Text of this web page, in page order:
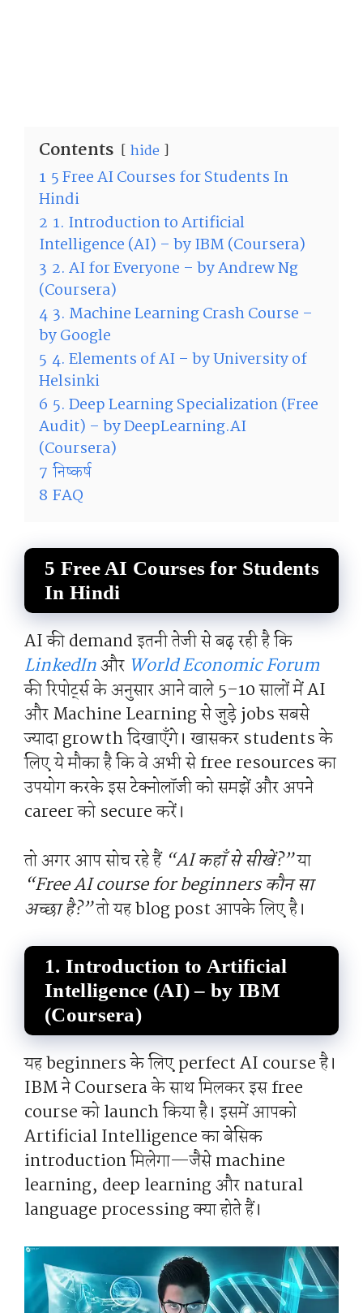
Contents hide
1 5 Free AI Courses for Students In
Hindi
2 1. Introduction to Artificial
Intelligence (AI) – by IBM (Coursera)
3 2. AI for Everyone – by Andrew Ng
(Coursera)
4 3. Machine Learning Crash Course –
by Google
5 4. Elements of AI – by University of
Helsinki
6 5. Deep Learning Specialization (Free
Audit) – by DeepLearning.AI
(Coursera)
7 निष्कर्ष
8 FAQ
5 Free AI Courses for Students
In Hindi
AI की demand इतनी तेजी से बढ़ रही है कि
LinkedInऔर World Economic Forum
की रिपोर्ट्स के अनुसार आने वाले 5–10 सालों में AI
और Machine Learning से जुड़े jobs सबसे
ज्यादा growth दिखाएँगे। खासकर students के
लिए ये मौका है कि वे अभी से free resources का
उपयोग करके इस टेक्नोलॉजी को समझें और अपने
career को secure करें।
तो अगर आप सोच रहे हैं “AI कहाँ से सीखें?”या
“Free AI course for beginners कौन सा
अच्छा है?”तो यह blog post आपके लिए है।
1. Introduction to Artificial
Intelligence (AI) – by IBM
(Coursera)
यह beginners के लिए perfect AI course है।
IBM ने Coursera के साथ मिलकर इस free
course को launch किया है। इसमें आपको
Artificial Intelligence का बेसिक
introduction मिलेगा—जैसे machine
learning, deep learning और natural
language processing क्या होते हैं।